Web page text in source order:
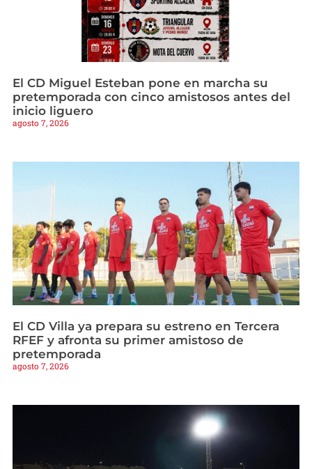
El CD Miguel Esteban pone en marcha su
pretemporada con cinco amistosos antes del
inicio liguero
agosto 7, 2026
El CD Villa ya prepara su estreno en Tercera
RFEF y afronta su primer amistoso de
pretemporada
agosto 7, 2026